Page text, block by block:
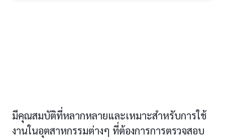
มีคุณสมบัติที่หลากหลายและเหมาะสำหรับการใช้
งานในอุตสาหกรรมต่างๆ ที่ต้องการการตรวจสอบ